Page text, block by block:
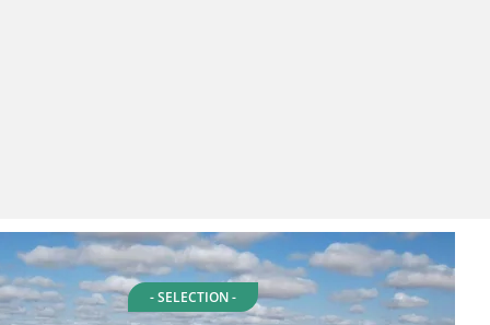
- SELECTION -